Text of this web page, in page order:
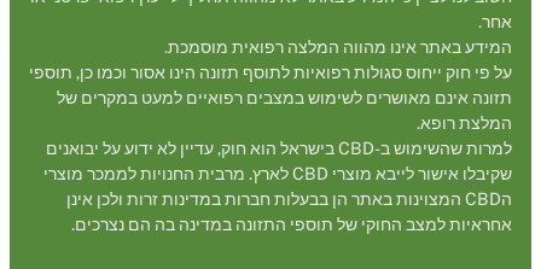
אחר.
המידע באתר אינו מהווה המלצה רפואית מוסמכת.
על פי חוק ייחוס סגולות רפואיות לתוסף תזונה הינו אסור וכמו כן, תוספי
תזונה אינם מאושרים לשימוש במצבים רפואיים למעט במקרים של
המלצת רופא.
למרות שהשימוש ב-CBD בישראל הוא חוק, עדיין לא ידוע על יבואנים
שקיבלו אישור לייבא מוצרי CBD לארץ. מרבית החנויות לממכר מוצרי
הCBD המצוינות באתר הן בבעלות חברות במדינות זרות ולכן אינן
אחראיות למצב החוקי של תוספי התזונה במדינה בה הם נצרכים.